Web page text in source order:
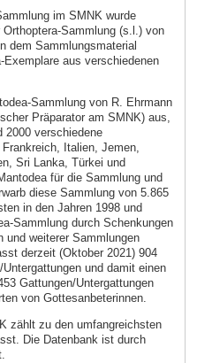
im SMNK wurde
Sammlung (s.l.) von
dem Sammlungsmaterial
aus verschiedenen
Sammlung von R. Ehrmann
Präparator am SMNK) aus,
2000 verschiedene
Italien, Jemen,
Sri Lanka, Türkei und
für die Sammlung und
diese Sammlung von 5.865
in den Jahren 1998 und
Sammlung durch Schenkungen
und weiterer Sammlungen
derzeit (Oktober 2021) 904
und damit einen
Gattungen/Untergattungen
von Gottesanbeterinnen.
zählt zu den umfangreichsten
Die Datenbank ist durch